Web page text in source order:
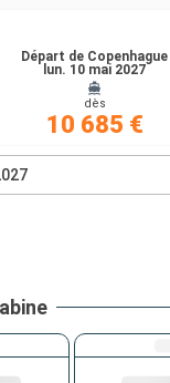
Départ de Copenhague
lun. 10 mai 2027
dès
10 685 €
Rechercher